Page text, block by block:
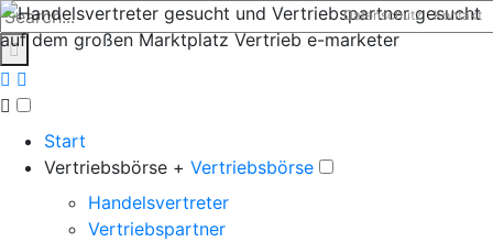
Datenschutz Kontakt
Start
Vertriebsbörse + Vertriebsbörse
Handelsvertreter
Vertriebspartner